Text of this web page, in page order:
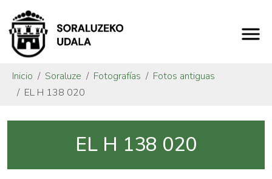
Inicio Soraluze Fotografías
Fotos antiguas
EL H 138 020
EL H 138 020